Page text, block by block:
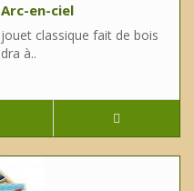
en-ciel
classique fait de bois
à..